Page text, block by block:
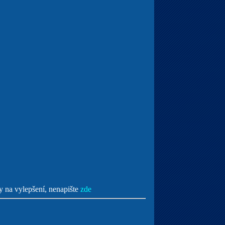
na vylepšení, nenapište zde